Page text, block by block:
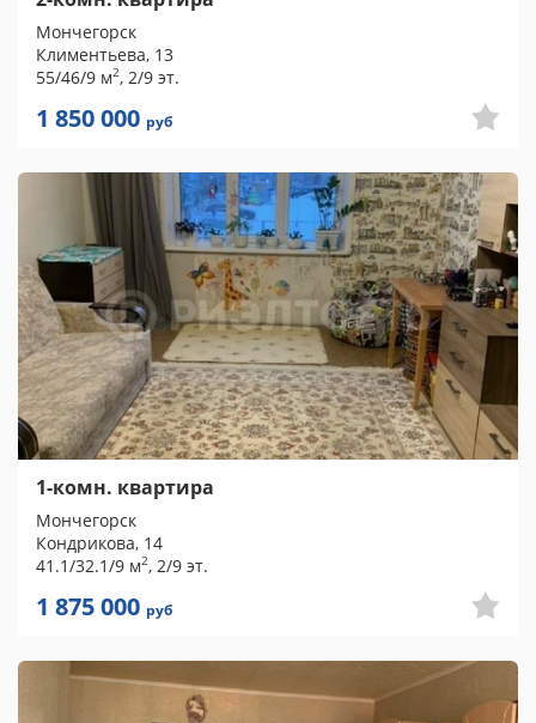
Мончегорск
Климентьева, 13
55/46/9 м2, 2/9 эт.
1 850 000 руб
1-комн. квартира
Мончегорск
Кондрикова, 14
41.1/32.1/9 м2, 2/9 эт.
1 875 000 руб